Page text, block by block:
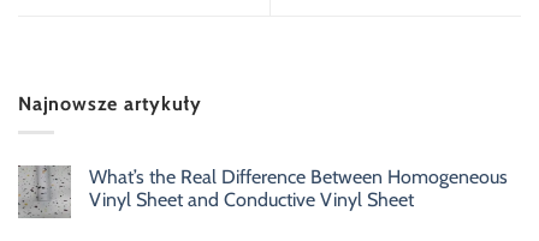
Najnowsze artykuły
What’s the Real Difference Between Homogeneous
Vinyl Sheet and Conductive Vinyl Sheet